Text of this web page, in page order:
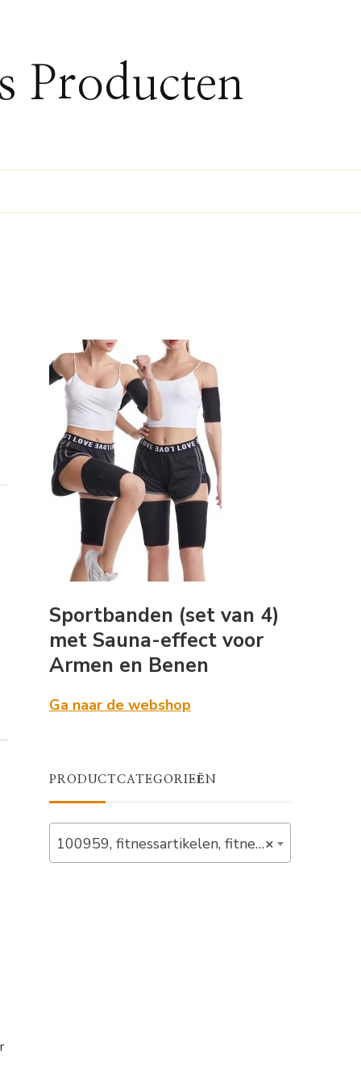
Producten
Sportbanden (set van 4)
met Sauna-effect voor
Armen en Benen
Ga naar de webshop
PRODUCTCATEGORIEËN
×
100959, fitnessartikelen, fitnessballen, in_stock (10)